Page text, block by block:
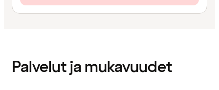
Palvelut ja mukavuudet